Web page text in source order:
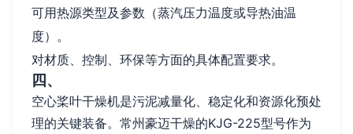
可用热源类型及参数（蒸汽压力温度或导热油温
度）。
对材质、控制、环保等方面的具体配置要求。
四、
空心桨叶干燥机是污泥减量化、稳定化和资源化预处
理的关键装备。常州豪迈干燥的KJG-225型号作为